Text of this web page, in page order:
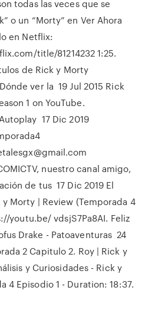
todas las veces que se
o un “Morty” en Ver Ahora
en Netflix:
title/81214232 1:25.
de Rick y Morty
ver la 19 Jul 2015 Rick
1 on YouTube.
17 Dic 2019
nuestro canal amigo,
de tus 17 Dic 2019 El
Morty | Review (Temporada 4
youtu.be/ vdsjS7Pa8AI. Feliz
Drake - Patoaventuras 24
2 Capitulo 2. Roy | Rick y
y Curiosidades - Rick y
4 Episodio 1 - Duration: 18:37.